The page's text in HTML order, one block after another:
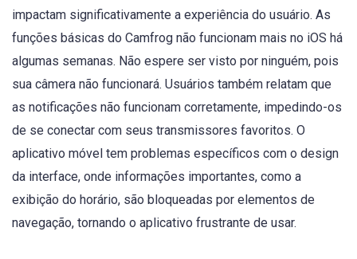
impactam significativamente a experiência do usuário. As
funções básicas do Camfrog não funcionam mais no iOS há
algumas semanas. Não espere ser visto por ninguém, pois
sua câmera não funcionará. Usuários também relatam que
as notificações não funcionam corretamente, impedindo-os
de se conectar com seus transmissores favoritos. O
aplicativo móvel tem problemas específicos com o design
da interface, onde informações importantes, como a
exibição do horário, são bloqueadas por elementos de
navegação, tornando o aplicativo frustrante de usar.